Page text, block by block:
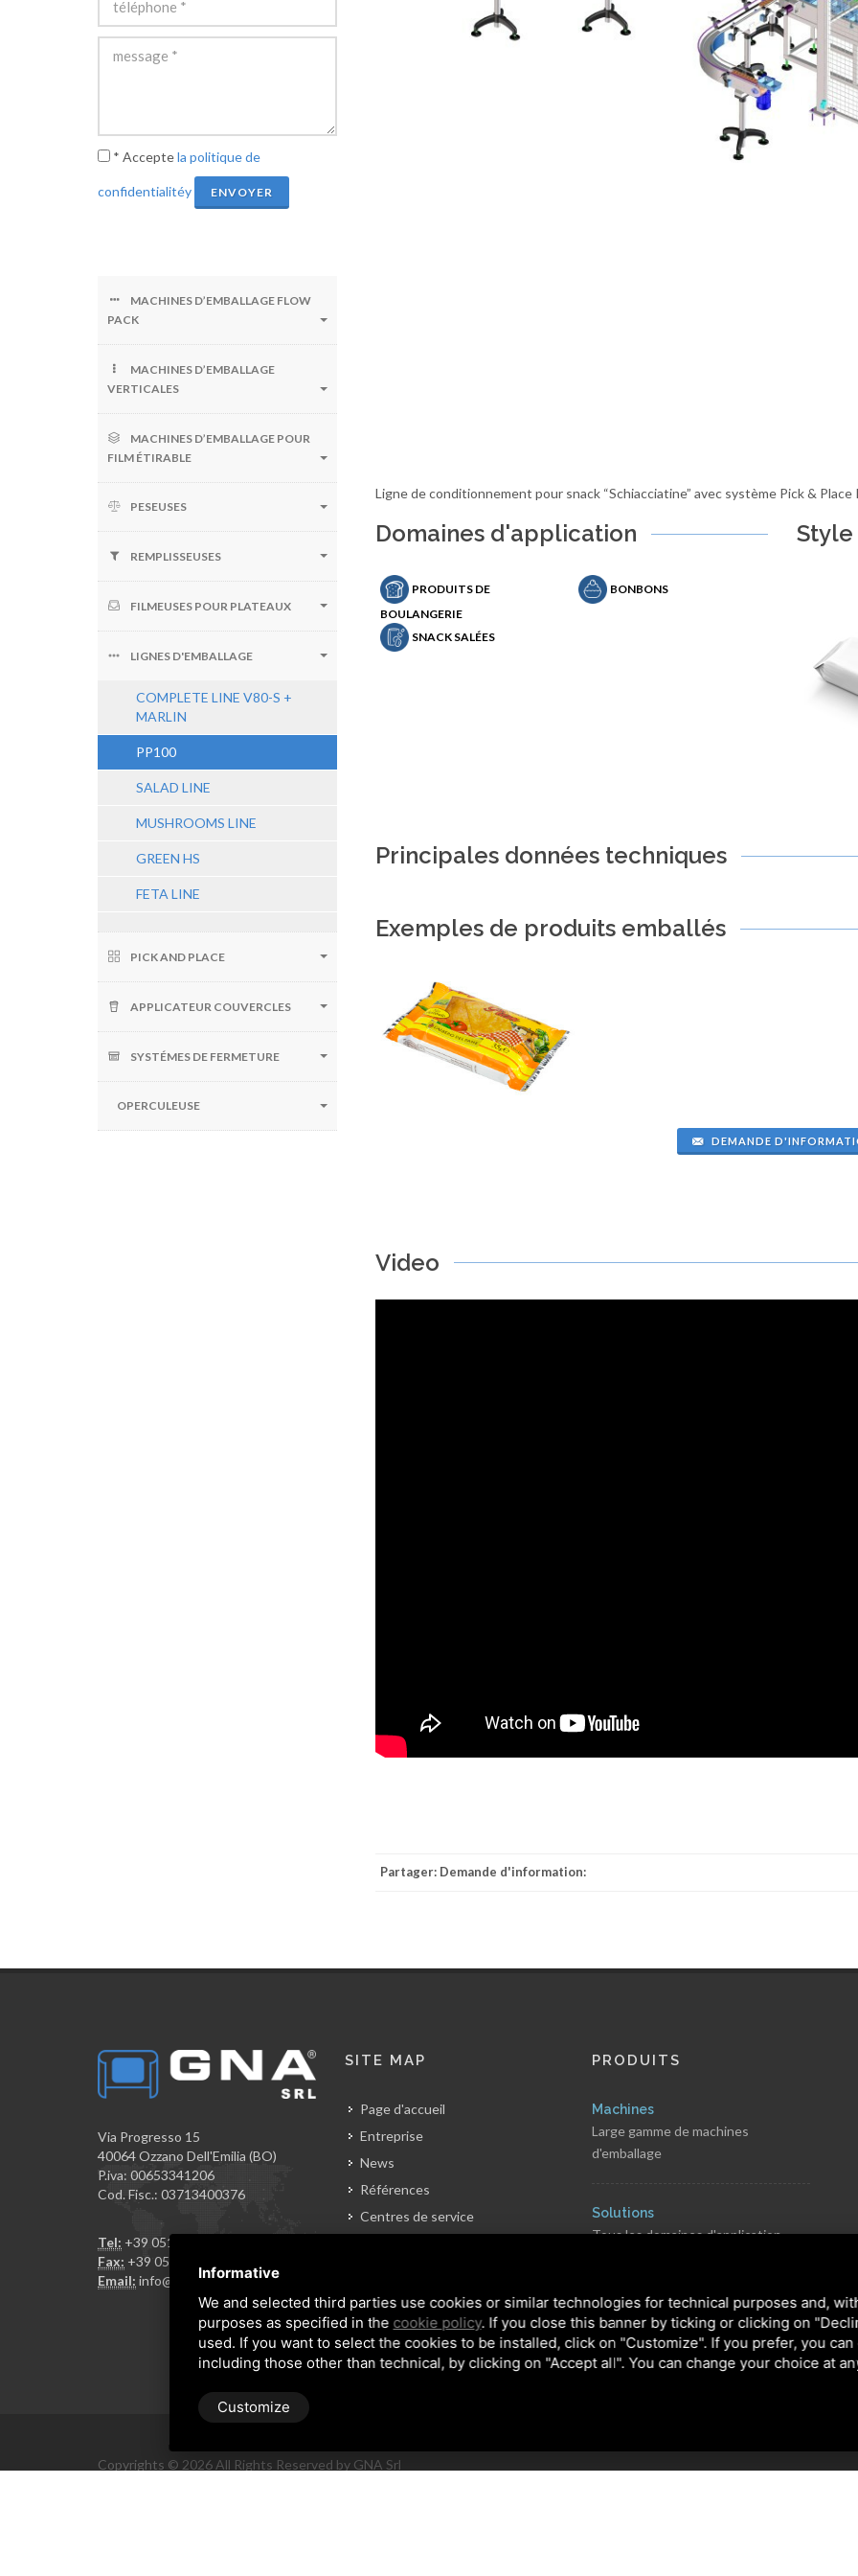
Ligne de conditionnement pour snack “Schiacciatine” avec système Pick &
Domaines d'application
PRODUITS DE
BOULANGERIE
BONBONS
SNACK SALÉES
Principales données techniques
Exemples de produits emballés
DEMANDE
Video
Partager: Demande d'information:
* Acceptela politique de
confidentialitéy ENVOYER
MACHINES D’EMBALLAGE FLOW
PACK
MACHINES D’EMBALLAGE
VERTICALES
MACHINES D’EMBALLAGE POUR
FILM ÉTIRABLE
PESEUSES
REMPLISSEUSES
FILMEUSES POUR PLATEAUX
LIGNES D'EMBALLAGE
COMPLETE LINE V80-S +
MARLIN
PP100
SALAD LINE
MUSHROOMS LINE
GREEN HS
FETA LINE
PICK AND PLACE
APPLICATEUR COUVERCLES
SYSTÉMES DE FERMETURE
OPERCULEUSE
Via Progresso 15
40064 Ozzano Dell'Emilia (BO)
P.iva: 00653341206
Cod. Fisc.: 03713400376
Tel: +39 051 799226
Fax: +39 051 796962
Email: info@gnasrl.com
SITE MAP
Page d'accueil
Entreprise
News
Références
Centres de service
Revendeurs
Conditions générales de vente
PRODUITS
Machines
Large gamme de machines
d'emballage
Solutions
Tous les domaines d'application
Copyrights © 2026 All Rights Reserved by GNA Srl
Informative
We and selected third parties use cookies or similar technologies for technical purposes and,
purposes as specified in the cookie policy. If you close this banner by ticking or clicking on
used. If you want to select the cookies to be installed, click on "Customize". If you prefer, you
including those other than technical, by clicking on "Accept all". You can change your choice at
Customize